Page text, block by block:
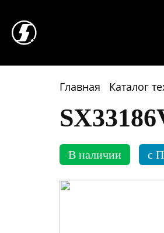
Главная Каталог
В наличии c